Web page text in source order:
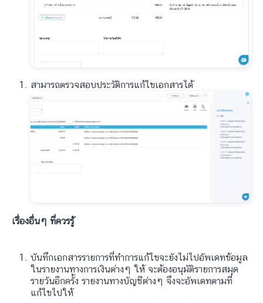
สามารถตรวจสอบประวัติการแก้ไขเอกสารได้
เรื่องอื่นๆ ที่ควรรู้
บันทึกเอกสารรายการที่ทำการแก้ไขจะยังไม่ไปอัพเดทข้อมูล
ในรายงานทางการเงินต่างๆ ให้ จะต้องอนุมัติรายการสมุด
รายวันอีกครั้ง รายงานทางบัญชีต่างๆ จึงจะอัพเดทตามที่
แก้ไขไปให้